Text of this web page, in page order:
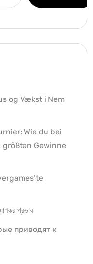
og Vækst i Nem
Wie du bei
größten Gewinne
প্রভাব
приводят к